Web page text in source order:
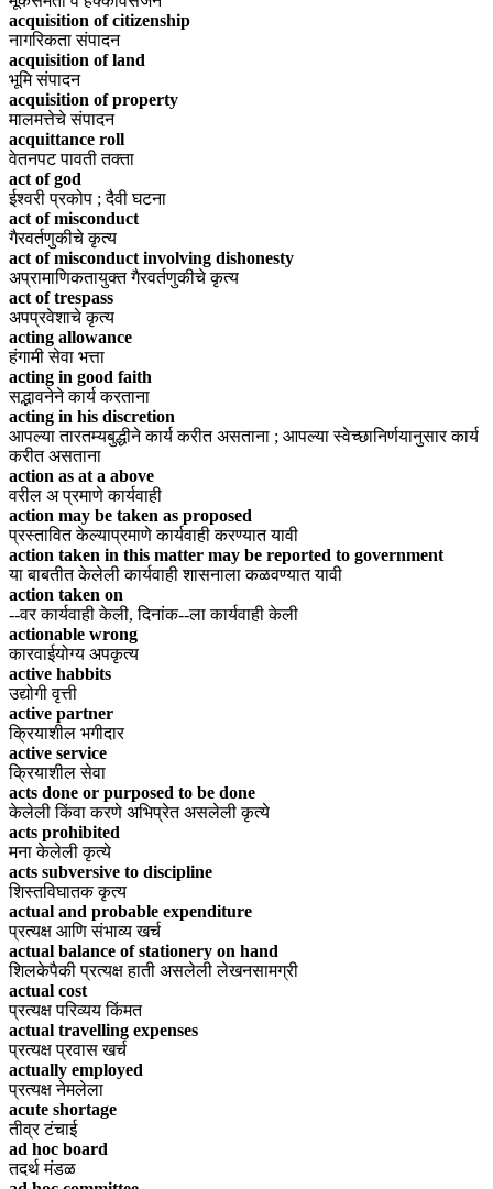
acquisition of citizenship
नागरिकता संपादन
acquisition of land
भूमि संपादन
acquisition of property
मालमत्तेचे संपादन
acquittance roll
वेतनपट पावती तक्ता
act of god
ईश्वरी प्रकोप ; दैवी घटना
act of misconduct
गैरवर्तणुकीचे कृत्य
act of misconduct involving dishonesty
अप्रामाणिकतायुक्त गैरवर्तणुकीचे कृत्य
act of trespass
अपप्रवेशाचे कृत्य
acting allowance
हंगामी सेवा भत्ता
acting in good faith
सद्भावनेने कार्य करताना
acting in his discretion
आपल्या तारतम्यबुद्धीने कार्य करीत असताना ; आपल्या स्वेच्छानिर्णयानुसार कार्य
करीत असताना
action as at a above
वरील अ प्रमाणे कार्यवाही
action may be taken as proposed
प्रस्तावित केल्याप्रमाणे कार्यवाही करण्यात यावी
action taken in this matter may be reported to government
या बाबतीत केलेली कार्यवाही शासनाला कळवण्यात यावी
action taken on
--वर कार्यवाही केली, दिनांक--ला कार्यवाही केली
actionable wrong
कारवाईयोग्य अपकृत्य
active habbits
उद्योगी वृत्ती
active partner
क्रियाशील भगीदार
active service
क्रियाशील सेवा
acts done or purposed to be done
केलेली किंवा करणे अभिप्रेत असलेली कृत्ये
acts prohibited
मना केलेली कृत्ये
acts subversive to discipline
शिस्तविघातक कृत्य
actual and probable expenditure
प्रत्यक्ष आणि संभाव्य खर्च
actual balance of stationery on hand
शिलकेपैकी प्रत्यक्ष हाती असलेली लेखनसामग्री
actual cost
प्रत्यक्ष परिव्यय किंमत
actual travelling expenses
प्रत्यक्ष प्रवास खर्च
actually employed
प्रत्यक्ष नेमलेला
acute shortage
तीव्र टंचाई
ad hoc board
तदर्थ मंडळ